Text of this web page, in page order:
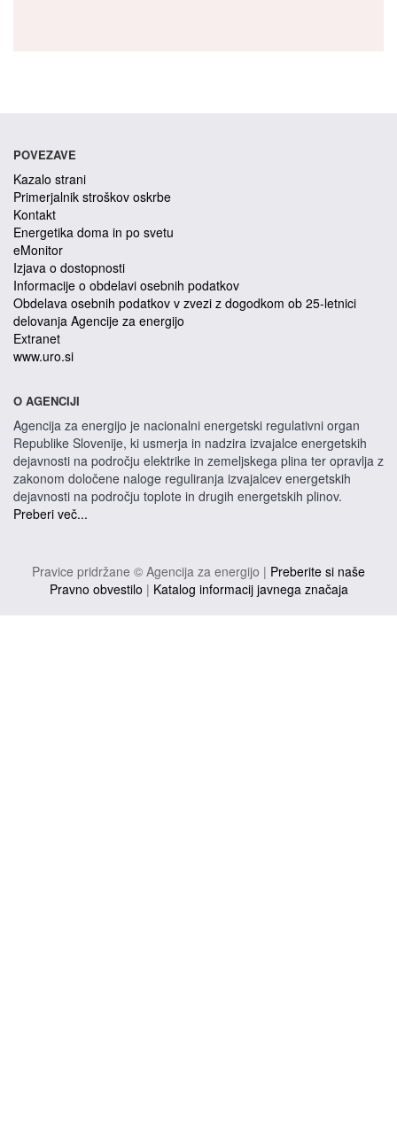
POVEZAVE
Kazalo strani
Primerjalnik stroškov oskrbe
Kontakt
Energetika doma in po svetu
eMonitor
Izjava o dostopnosti
Informacije o obdelavi osebnih podatkov
Obdelava osebnih podatkov v zvezi z dogodkom ob 25-letnici
delovanja Agencije za energijo
Extranet
www.uro.si
O AGENCIJI
Agencija za energijo je nacionalni energetski regulativni organ
Republike Slovenije, ki usmerja in nadzira izvajalce energetskih
dejavnosti na področju elektrike in zemeljskega plina ter opravlja z
zakonom določene naloge reguliranja izvajalcev energetskih
dejavnosti na področju toplote in drugih energetskih plinov.
Preberi več...
Pravice pridržane © Agencija za energijo | Preberite si naše
Pravno obvestilo | Katalog informacij javnega značaja